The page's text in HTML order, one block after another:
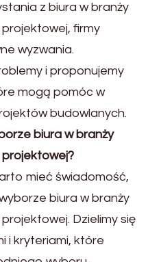
z biura w branży
firmy
wyzwania.
i proponujemy
mogą pomóc w
budowlanych.
biura w branży
mieć świadomość,
biura w branży
Dzielimy się
i kryteriami, które